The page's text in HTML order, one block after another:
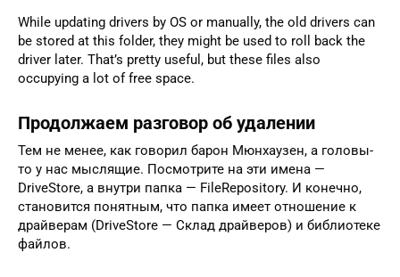
While updating drivers by OS or manually, the old drivers can
be stored at this folder, they might be used to roll back the
driver later. That’s pretty useful, but these files also
occupying a lot of free space.
Продолжаем разговор об удалении
Тем не менее, как говорил барон Мюнхаузен, а головы-
то у нас мыслящие. Посмотрите на эти имена —
DriveStore, а внутри папка — FileRepository. И конечно,
становится понятным, что папка имеет отношение к
драйверам (DriveStore — Склад драйверов) и библиотеке
файлов.